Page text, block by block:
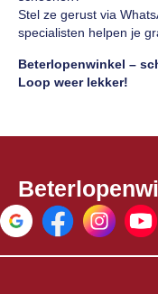
Stel ze gerust via
specialisten helpen je
Beterlopenwinkel –
Loop weer lekker!